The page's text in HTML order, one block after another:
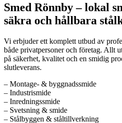
Smed Rönnby – lokal
säkra och hållbara
Vi erbjuder ett komplett utbud av
både privatpersoner och företag. Allt
på säkerhet, kvalitet och en smidig
slutleverans.
– Montage- & byggnadssmide
– Industrismide
– Inredningssmide
– Svetsning & smide
– Stålbyggen & ståltillverkning